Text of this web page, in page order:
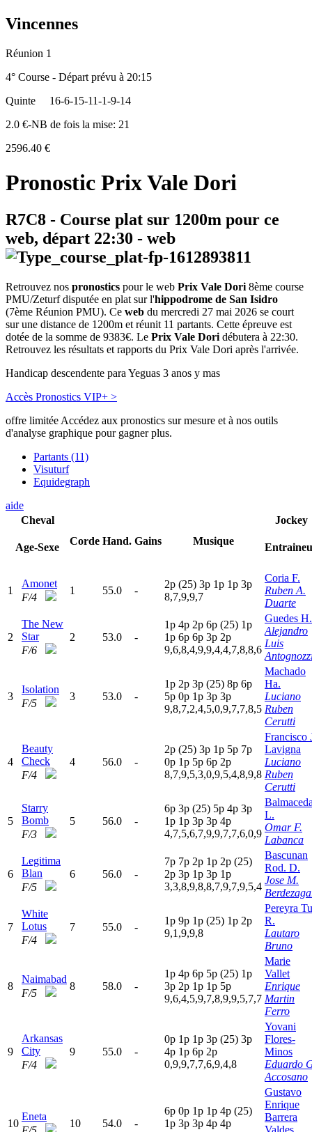
Vincennes
Réunion 1
4° Course - Départ prévu à 20:15
Quinte
16-6-15-11-1-9-14
2.0 €-NB de fois la mise: 21
2596.40 €
Pronostic Prix Vale Dori
R7C8 - Course plat sur 1200m pour ce
web, départ 22:30 - web
Retrouvez nos pronostics pour le web Prix Vale Dori 8ème course
PMU/Zeturf disputée en plat sur l'hippodrome de San Isidro
(7ème Réunion PMU). Ce web du mercredi 27 mai 2026 se court
sur une distance de 1200m et réunit 11 partants. Cette épreuve est
dotée de la somme de 9383€. Le Prix Vale Dori débutera à 22:30.
Retrouvez les résultats et rapports du Prix Vale Dori après l'arrivée.
Handicap descendente para Yeguas 3 anos y mas
Accès Pronostics VIP+ >
offre limitée Accédez aux pronostics sur mesure et à nos outils
d'analyse graphique pour gagner plus.
Partants (11)
Visuturf
Equidegraph
aide
Cheval
Age-Sexe
Corde Hand. Gains Musique
Jockey
1
Amonet
F/4
1 55.0 -
2p (25) 3p 1p 1p 3p
8,7,9,9,7
Coria F.
Ruben A.
Duarte
2
The New
Star
F/6
2 53.0 -
1p 4p 2p 6p (25) 1p
1p 6p 6p 3p 2p
9,6,8,4,9,9,4,4,7,8,8,6
Guedes H.
Alejandro
Luis
3
Isolation
F/5
3 53.0 -
1p 2p 3p (25) 8p 6p
5p 0p 1p 3p 3p
9,8,7,2,4,5,0,9,7,7,8,5
Machado
Ha.
Luciano
Ruben
Cerutti
4
Beauty
Check
F/4
4 56.0 -
2p (25) 3p 1p 5p 7p
0p 1p 5p 6p 2p
8,7,9,5,3,0,9,5,4,8,9,8
Francisco
Lavigna
Luciano
Ruben
Cerutti
5
Starry
Bomb
F/3
5 56.0 -
6p 3p (25) 5p 4p 3p
1p 1p 3p 3p 4p
4,7,5,6,7,9,9,7,7,6,0,9
L.
Omar F.
Labanca
6
Legitima
Blan
F/5
6 56.0 -
7p 7p 2p 1p 2p (25)
2p 3p 1p 3p 1p
3,3,8,9,8,8,7,9,7,9,5,4
Bascunan
Rod. D.
Jose M.
7
White
Lotus
F/4
7 55.0 -
1p 9p 1p (25) 1p 2p
9,1,9,9,8
Pereyra
R.
Lautaro
Bruno
8
Naimabad
F/5
8 58.0 -
1p 4p 6p 5p (25) 1p
3p 2p 1p 1p 5p
9,6,4,5,9,7,8,9,9,5,7,7
Marie
Vallet
Enrique
Martin
Ferro
9
Arkansas
City
F/4
9 55.0 -
0p 1p 1p 3p (25) 3p
4p 1p 6p 2p
0,9,9,7,7,6,9,4,8
Yovani
Flores-
Minos
Eduardo
Accosano
10
Eneta
10 54.0 -
6p 0p 1p 1p 4p (25)
1p 3p 3p 4p 4p
Gustavo
Enrique
Barrera
Valdes